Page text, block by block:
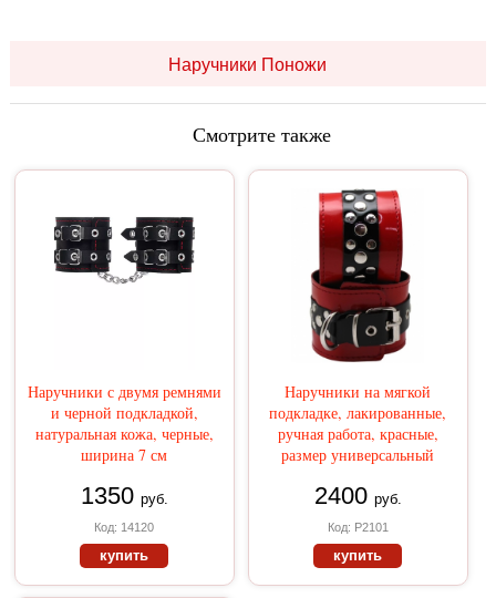
Наручники Поножи
Смотрите также
Наручники с двумя ремнями
и черной подкладкой,
натуральная кожа, черные,
ширина 7 см
1350 руб.
Код: 14120
купить
Наручники на мягкой
подкладке, лакированные,
ручная работа, красные,
размер универсальный
2400 руб.
Код: Р2101
купить